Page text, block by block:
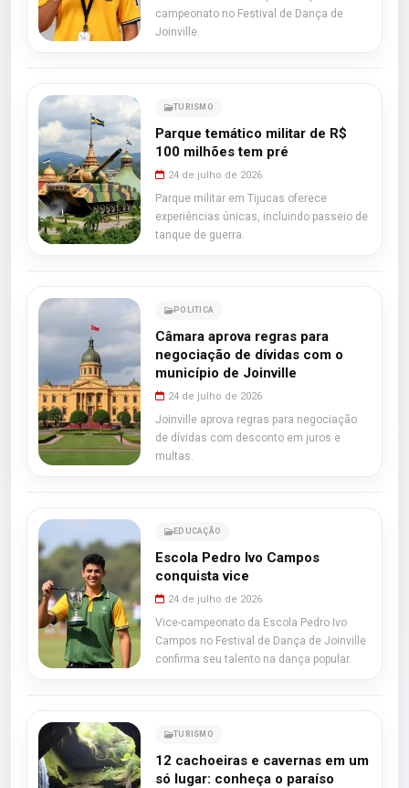
campeonato no Festival de Dança de
Joinville.
TURISMO
Parque temático militar de R$
100 milhões tem pré
24 de julho de 2026
Parque militar em Tijucas oferece
experiências únicas, incluindo passeio de
tanque de guerra.
POLITICA
Câmara aprova regras para
negociação de dívidas com o
município de Joinville
24 de julho de 2026
Joinville aprova regras para negociação
de dívidas com desconto em juros e
multas.
EDUCAÇÃO
Escola Pedro Ivo Campos
conquista vice
24 de julho de 2026
Vice-campeonato da Escola Pedro Ivo
Campos no Festival de Dança de Joinville
confirma seu talento na dança popular.
TURISMO
12 cachoeiras e cavernas em um
só lugar: conheça o paraíso